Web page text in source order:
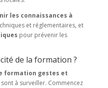
les connaissances à
et réglementaires, et
pour prévenir les
de la formation ?
formation gestes et
à surveiller. Commencez